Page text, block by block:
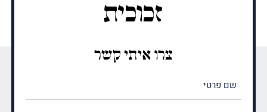
זכוכית
צרו איתי קשר
(חובה)